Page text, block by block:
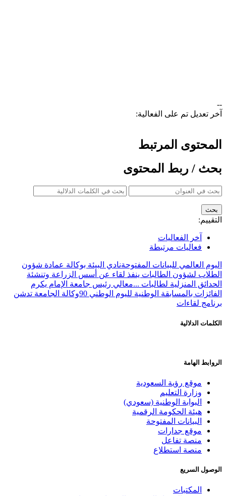
--
آخر تعديل تم على الفعالية:
المحتوى المرتبط
بحث / ربط المحتوى
التقييم:
آخر الفعاليات
فعاليات مرتبطة
اليوم العالمي للبيانات المفتوحةنادي البيئة بوكالة عمادة شؤون
الطلاب لشؤون الطالبات ينفذ لقاء عن أسس الزراعة وتنشئة
الحدائق المنزلية لطالبات ...معالي رئيس جامعة الإمام يكرم
الفائزات بالمسابقة الوطنية لليوم الوطني 90
وكالة الجامعة تدشن
برنامج لقاءات
الكلمات الدلالية
الروابط الهامة
موقع رؤية السعودية
وزارة التعليم
البوابة الوطنية (سعودي)
هيئة الحكومة الرقمية
البيانات المفتوحة
موقع جدارات
منصة تفاعل
منصة استطلاع
الوصول السريع
المكتبات